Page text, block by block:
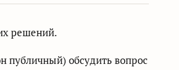
решений.
публичный) обсудить вопрос